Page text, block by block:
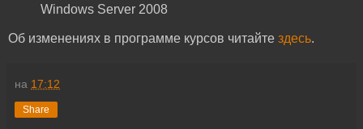
Windows Server 2008
Об изменениях в программе курсов читайте здесь.
на 17:12
Share